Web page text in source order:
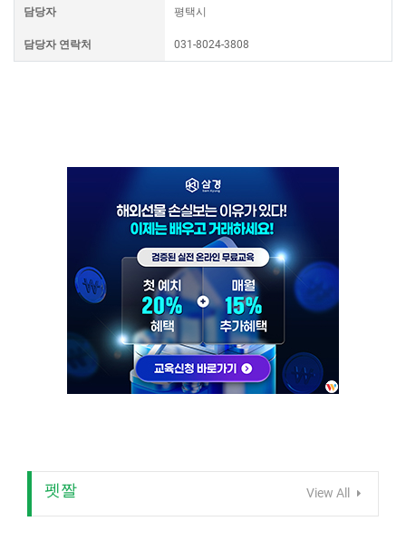
담당자 평택시
담당자 연락처 031-8024-3808
펫짤 View All